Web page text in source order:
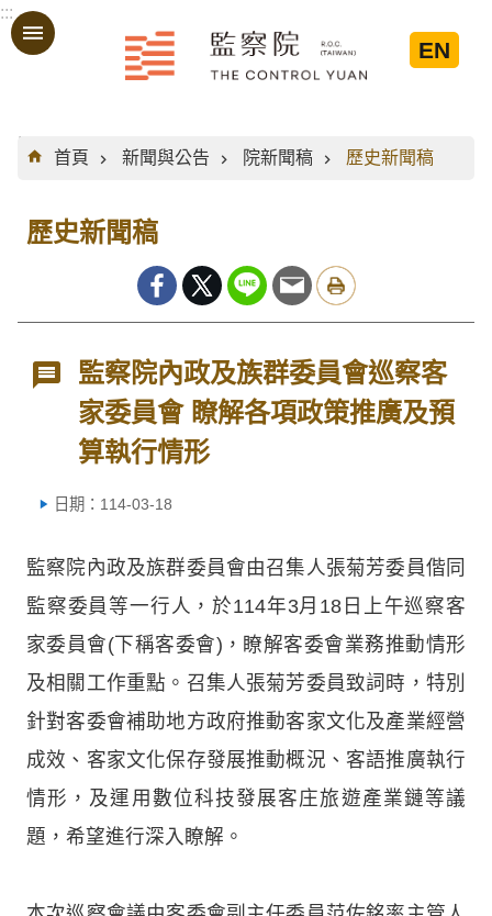
跳到主要內容區塊
:::
EN
:::
首頁
新聞與公告 院新聞稿 歷史新聞稿
歷史新聞稿
監察院內政及族群委員會巡察客
家委員會 瞭解各項政策推廣及預
算執行情形
日期：114-03-18
監察院內政及族群委員會由召集人張菊芳委員偕同
監察委員等一行人，於114年3月18日上午巡察客
家委員會(下稱客委會)，瞭解客委會業務推動情形
及相關工作重點。召集人張菊芳委員致詞時，特別
針對客委會補助地方政府推動客家文化及產業經營
成效、客家文化保存發展推動概況、客語推廣執行
情形，及運用數位科技發展客庄旅遊產業鏈等議
題，希望進行深入瞭解。